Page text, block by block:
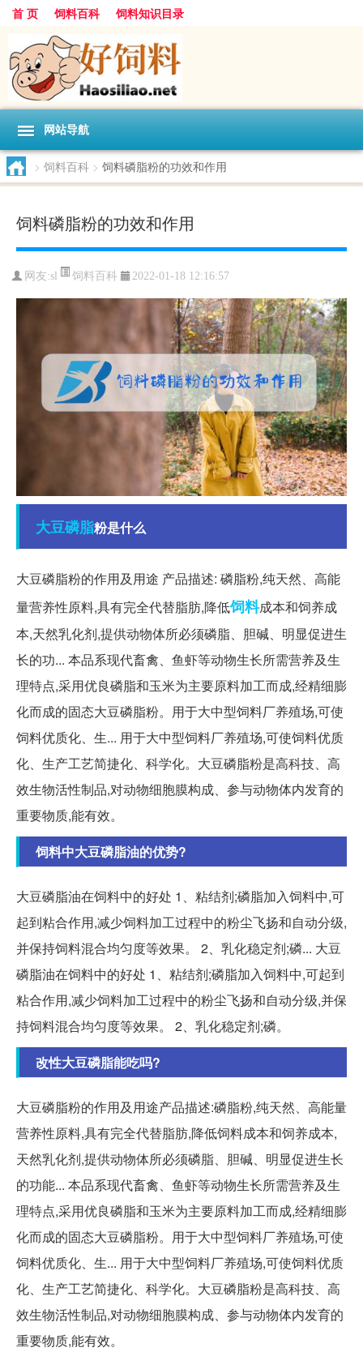
首 页 饲料百科 饲料知识目录
网站导航
> 饲料百科 > 饲料磷脂粉的功效和作用
饲料磷脂粉的功效和作用
网友:sl 饲料百科 2022-01-18 12:16:57
大豆磷脂粉是什么
大豆磷脂粉的作用及用途 产品描述: 磷脂粉,纯天然、高能
量营养性原料,具有完全代替脂肪,降低饲料成本和饲养成
本,天然乳化剂,提供动物体所必须磷脂、胆碱、明显促进生
长的功... 本品系现代畜禽、鱼虾等动物生长所需营养及生
理特点,采用优良磷脂和玉米为主要原料加工而成,经精细膨
化而成的固态大豆磷脂粉。用于大中型饲料厂养殖场,可使
饲料优质化、生... 用于大中型饲料厂养殖场,可使饲料优质
化、生产工艺简捷化、科学化。大豆磷脂粉是高科技、高
效生物活性制品,对动物细胞膜构成、参与动物体内发育的
重要物质,能有效。
饲料中大豆磷脂油的优势?
大豆磷脂油在饲料中的好处 1、粘结剂;磷脂加入饲料中,可
起到粘合作用,减少饲料加工过程中的粉尘飞扬和自动分级,
并保持饲料混合均匀度等效果。 2、乳化稳定剂;磷... 大豆
磷脂油在饲料中的好处 1、粘结剂;磷脂加入饲料中,可起到
粘合作用,减少饲料加工过程中的粉尘飞扬和自动分级,并保
持饲料混合均匀度等效果。 2、乳化稳定剂;磷。
改性大豆磷脂能吃吗?
大豆磷脂粉的作用及用途产品描述:磷脂粉,纯天然、高能量
营养性原料,具有完全代替脂肪,降低饲料成本和饲养成本,
天然乳化剂,提供动物体所必须磷脂、胆碱、明显促进生长
的功能... 本品系现代畜禽、鱼虾等动物生长所需营养及生
理特点,采用优良磷脂和玉米为主要原料加工而成,经精细膨
化而成的固态大豆磷脂粉。用于大中型饲料厂养殖场,可使
饲料优质化、生... 用于大中型饲料厂养殖场,可使饲料优质
化、生产工艺简捷化、科学化。大豆磷脂粉是高科技、高
效生物活性制品,对动物细胞膜构成、参与动物体内发育的
重要物质,能有效。